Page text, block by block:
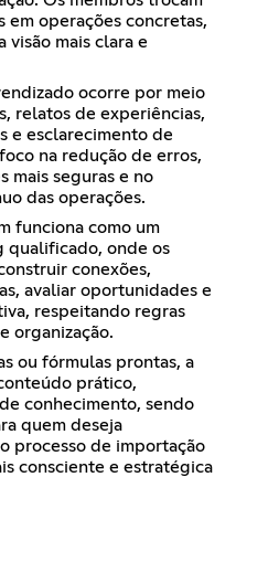
em operações concretas,
visão mais clara e
ocorre por meio
relatos de experiências,
e esclarecimento de
na redução de erros,
mais seguras e no
das operações.
funciona como um
qualificado, onde os
conexões,
avaliar oportunidades e
respeitando regras
organização.
ou fórmulas prontas, a
prático,
conhecimento, sendo
quem deseja
processo de importação
consciente e estratégica